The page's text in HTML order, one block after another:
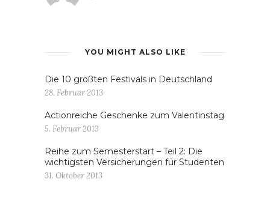
YOU MIGHT ALSO LIKE
Die 10 größten Festivals in Deutschland
28. Februar 2013
Actionreiche Geschenke zum Valentinstag
5. Februar 2013
Reihe zum Semesterstart – Teil 2: Die
wichtigsten Versicherungen für Studenten
31. Oktober 2013